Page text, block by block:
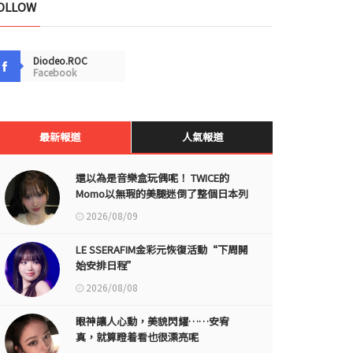
Diodeo.ROC
Facebook
最新報道 人氣報道
還以為是音樂盒玩偶呢！ TWICE的
Momo以無瑕的美腿迷倒了整個日本列
島 2026/08/09
LE SSERAFIM金彩元恢復活動“下周開
始安排日程”
2026/08/08
眼神讓人心動，美貌閃耀……安宥
真，就算瞪着看也很漂亮呢